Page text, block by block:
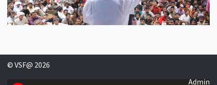
© VSF@ 2026
Admin